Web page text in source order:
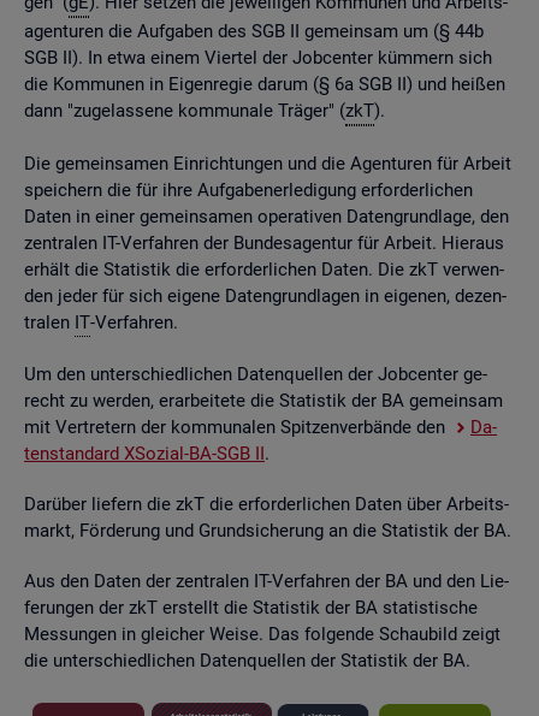
agen­tu­ren die Auf­ga­ben des SGB II ge­mein­sam um (§ 44b
SGB II). In etwa einem Vier­tel der Job­cen­ter küm­mern sich
die Kom­mu­nen in Ei­gen­re­gie darum (§ 6a SGB II) und hei­ßen
dann "zu­ge­las­se­ne kom­mu­na­le Trä­ger" (zkT).
Die ge­mein­sa­men Ein­rich­tun­gen und die Agen­tu­ren für Ar­beit
spei­chern die für ihre Auf­ga­ben­er­le­di­gung er­for­der­li­chen
Daten in einer ge­mein­sa­men ope­ra­ti­ven Da­ten­grund­la­ge, den
zen­tra­len IT-Ver­fah­ren der Bun­des­agen­tur für Ar­beit. Hier­aus
er­hält die Sta­tis­tik die er­for­der­li­chen Daten. Die zkT ver­wen­
den jeder für sich ei­ge­ne Da­ten­grund­la­gen in ei­ge­nen, de­zen­
tra­len IT-Ver­fah­ren.
Um den un­ter­schied­li­chen Da­ten­quel­len der Job­cen­ter ge­
recht zu wer­den, er­ar­bei­te­te die Sta­tis­tik der BA ge­mein­sam
mit Ver­tre­tern der kom­mu­na­len Spit­zen­ver­bän­de den
Da­
ten­stan­dard XSo­zi­al-BA-SGB II.
Dar­über lie­fern die zkT die er­for­der­li­chen Daten über Ar­beits­
markt, För­de­rung und Grund­si­che­rung an die Sta­tis­tik der BA.
Aus den Daten der zen­tra­len IT-Ver­fah­ren der BA und den Lie­
fe­run­gen der zkT er­stellt die Sta­tis­tik der BA sta­tis­ti­sche
Mes­sun­gen in glei­cher Weise. Das fol­gen­de Schau­bild zeigt
die un­ter­schied­li­chen Da­ten­quel­len der Sta­tis­tik der BA.